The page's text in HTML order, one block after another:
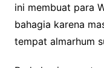
ini membuat para
bahagia karena
tempat almarhum